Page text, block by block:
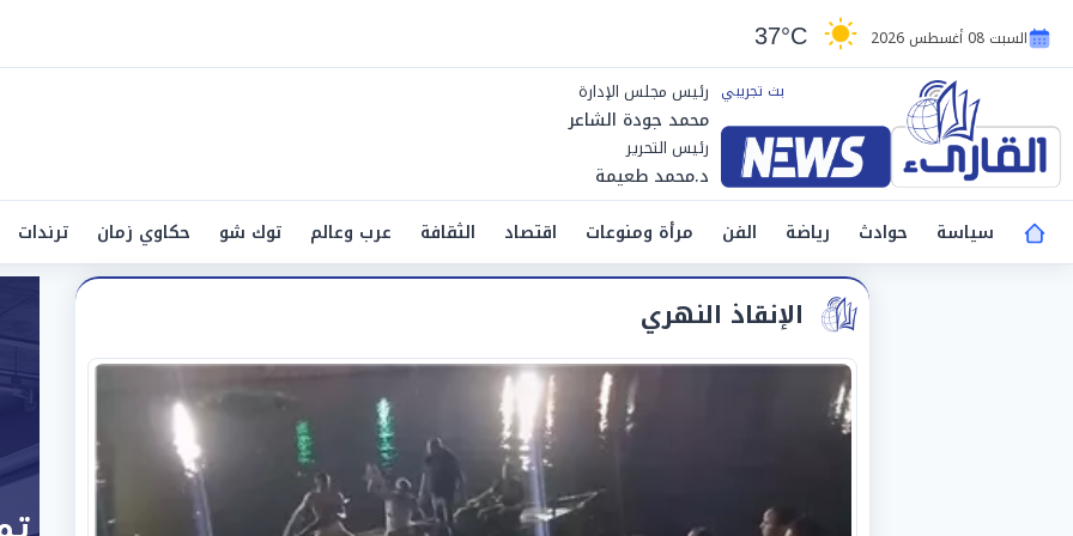
السبت 08 أغسطس 2026 37°C
رئيس مجلس الإدارة
محمد جودة الشاعر
رئيس التحرير
د.محمد طعيمة
سياسة
حوادث رياضة الفن مرأة ومنوعات اقتصاد الثقافة عرب وعالم توك شو حكاوي زمان ترندات
الإنقاذ النهري